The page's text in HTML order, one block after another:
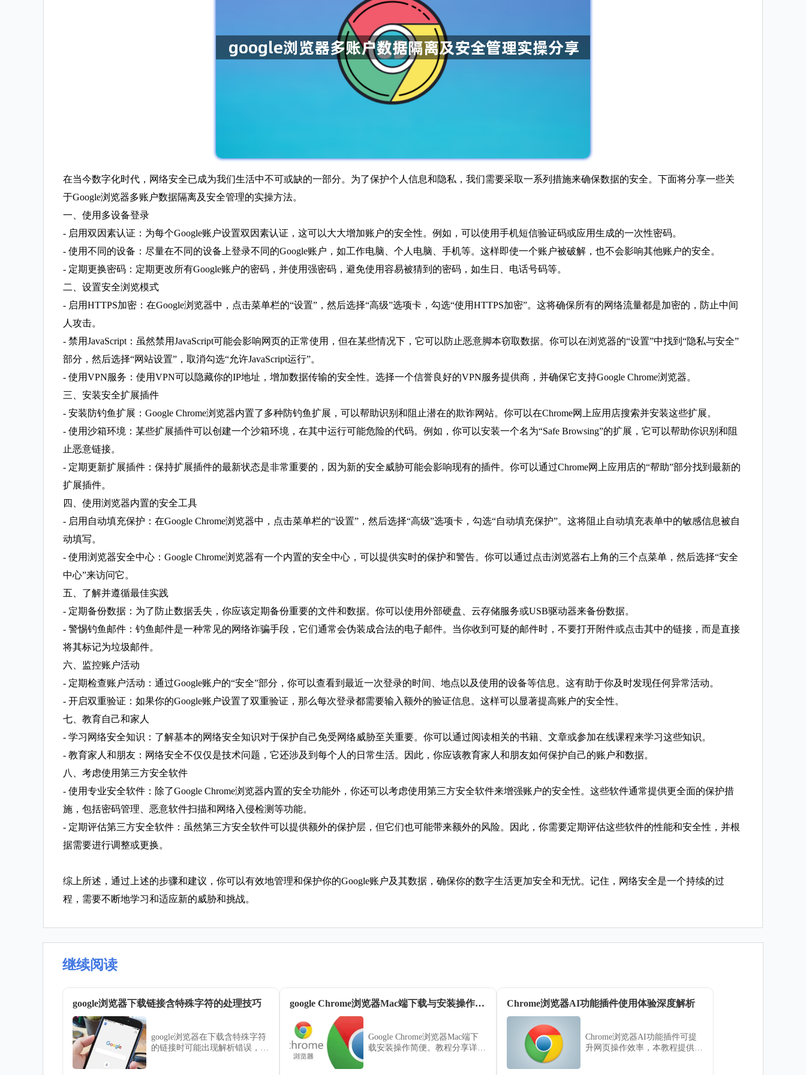
在当今数字化时代，网络安全已成为我们生活中不可或缺的一部分。为了保护个人信息和隐私，我们需要采取一系列措施来确保数据的安全。下面将分享一些关
于Google浏览器多账户数据隔离及安全管理的实操方法。
一、使用多设备登录
- 启用双因素认证：为每个Google账户设置双因素认证，这可以大大增加账户的安全性。例如，可以使用手机短信验证码或应用生成的一次性密码。
- 使用不同的设备：尽量在不同的设备上登录不同的Google账户，如工作电脑、个人电脑、手机等。这样即使一个账户被破解，也不会影响其他账户的安全。
- 定期更换密码：定期更改所有Google账户的密码，并使用强密码，避免使用容易被猜到的密码，如生日、电话号码等。
二、设置安全浏览模式
- 启用HTTPS加密：在Google浏览器中，点击菜单栏的“设置”，然后选择“高级”选项卡，勾选“使用HTTPS加密”。这将确保所有的网络流量都是加密的，防止中间
人攻击。
- 禁用JavaScript：虽然禁用JavaScript可能会影响网页的正常使用，但在某些情况下，它可以防止恶意脚本窃取数据。你可以在浏览器的“设置”中找到“隐私与安全”
部分，然后选择“网站设置”，取消勾选“允许JavaScript运行”。
- 使用VPN服务：使用VPN可以隐藏你的IP地址，增加数据传输的安全性。选择一个信誉良好的VPN服务提供商，并确保它支持Google Chrome浏览器。
三、安装安全扩展插件
- 安装防钓鱼扩展：Google Chrome浏览器内置了多种防钓鱼扩展，可以帮助识别和阻止潜在的欺诈网站。你可以在Chrome网上应用店搜索并安装这些扩展。
- 使用沙箱环境：某些扩展插件可以创建一个沙箱环境，在其中运行可能危险的代码。例如，你可以安装一个名为“Safe Browsing”的扩展，它可以帮助你识别和阻
止恶意链接。
- 定期更新扩展插件：保持扩展插件的最新状态是非常重要的，因为新的安全威胁可能会影响现有的插件。你可以通过Chrome网上应用店的“帮助”部分找到最新的
扩展插件。
四、使用浏览器内置的安全工具
- 启用自动填充保护：在Google Chrome浏览器中，点击菜单栏的“设置”，然后选择“高级”选项卡，勾选“自动填充保护”。这将阻止自动填充表单中的敏感信息被自
动填写。
- 使用浏览器安全中心：Google Chrome浏览器有一个内置的安全中心，可以提供实时的保护和警告。你可以通过点击浏览器右上角的三个点菜单，然后选择“安全
中心”来访问它。
五、了解并遵循最佳实践
- 定期备份数据：为了防止数据丢失，你应该定期备份重要的文件和数据。你可以使用外部硬盘、云存储服务或USB驱动器来备份数据。
- 警惕钓鱼邮件：钓鱼邮件是一种常见的网络诈骗手段，它们通常会伪装成合法的电子邮件。当你收到可疑的邮件时，不要打开附件或点击其中的链接，而是直接
将其标记为垃圾邮件。
六、监控账户活动
- 定期检查账户活动：通过Google账户的“安全”部分，你可以查看到最近一次登录的时间、地点以及使用的设备等信息。这有助于你及时发现任何异常活动。
- 开启双重验证：如果你的Google账户设置了双重验证，那么每次登录都需要输入额外的验证信息。这样可以显著提高账户的安全性。
七、教育自己和家人
- 学习网络安全知识：了解基本的网络安全知识对于保护自己免受网络威胁至关重要。你可以通过阅读相关的书籍、文章或参加在线课程来学习这些知识。
- 教育家人和朋友：网络安全不仅仅是技术问题，它还涉及到每个人的日常生活。因此，你应该教育家人和朋友如何保护自己的账户和数据。
八、考虑使用第三方安全软件
- 使用专业安全软件：除了Google Chrome浏览器内置的安全功能外，你还可以考虑使用第三方安全软件来增强账户的安全性。这些软件通常提供更全面的保护措
施，包括密码管理、恶意软件扫描和网络入侵检测等功能。
- 定期评估第三方安全软件：虽然第三方安全软件可以提供额外的保护层，但它们也可能带来额外的风险。因此，你需要定期评估这些软件的性能和安全性，并根
据需要进行调整或更换。
综上所述，通过上述的步骤和建议，你可以有效地管理和保护你的Google账户及其数据，确保你的数字生活更加安全和无忧。记住，网络安全是一个持续的过
程，需要不断地学习和适应新的威胁和挑战。
继续阅读
google浏览器下载链接含特殊字符的处理技巧
google浏览器在下载含特殊字符
的链接时可能出现解析错误，本
google Chrome浏览器Mac端下载与安装操作技巧
Google Chrome浏览器Mac端下
载安装操作简便。教程分享详细
Chrome浏览器AI功能插件使用体验深度解析
Chrome浏览器AI功能插件可提
升网页操作效率，本教程提供深